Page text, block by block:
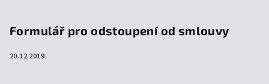
Formulář pro odstoupení od smlouvy
20.12.2019